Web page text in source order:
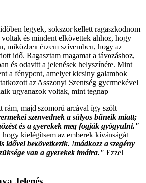
legyek, sokszor kellett ragaszkodnom
és mindent elkövettek ahhoz, hogy
miközben érzem szívemben, hogy az
idő. Ragasztam magamat a távozáshoz,
és odavitt a jelenések helyszínére. Mint
a fénypont, amelyet kicsiny galambok
az Asszonyi Szentség gyermekével
ugyanazok voltak, mint tegnap.
rám, majd szomorú arcával így szólt
szenvednek a súlyos bűneik miatt;
és a gyerekek meg fogják gyógyulni."
kielégítsem az emberek kívánságát.
idővel bekövetkezik. Imádkozz a szegény
van a gyerekek imáira." Ezzel
Jelenés